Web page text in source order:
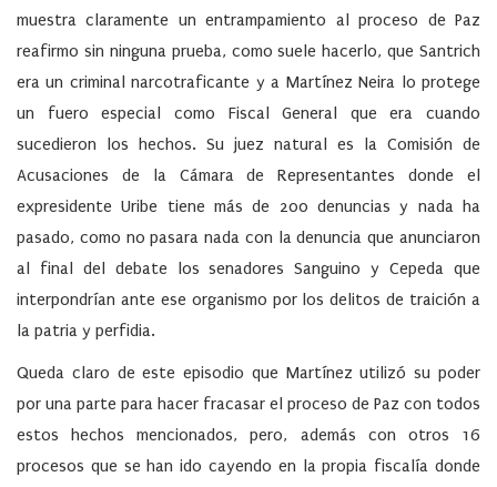
muestra claramente un entrampamiento al proceso de Paz
reafirmo sin ninguna prueba, como suele hacerlo, que Santrich
era un criminal narcotraficante y a Martínez Neira lo protege
un fuero especial como Fiscal General que era cuando
sucedieron los hechos. Su juez natural es la Comisión de
Acusaciones de la Cámara de Representantes donde el
expresidente Uribe tiene más de 200 denuncias y nada ha
pasado, como no pasara nada con la denuncia que anunciaron
al final del debate los senadores Sanguino y Cepeda que
interpondrían ante ese organismo por los delitos de traición a
la patria y perfidia.
Queda claro de este episodio que Martínez utilizó su poder
por una parte para hacer fracasar el proceso de Paz con todos
estos hechos mencionados, pero, además con otros 16
procesos que se han ido cayendo en la propia fiscalía donde